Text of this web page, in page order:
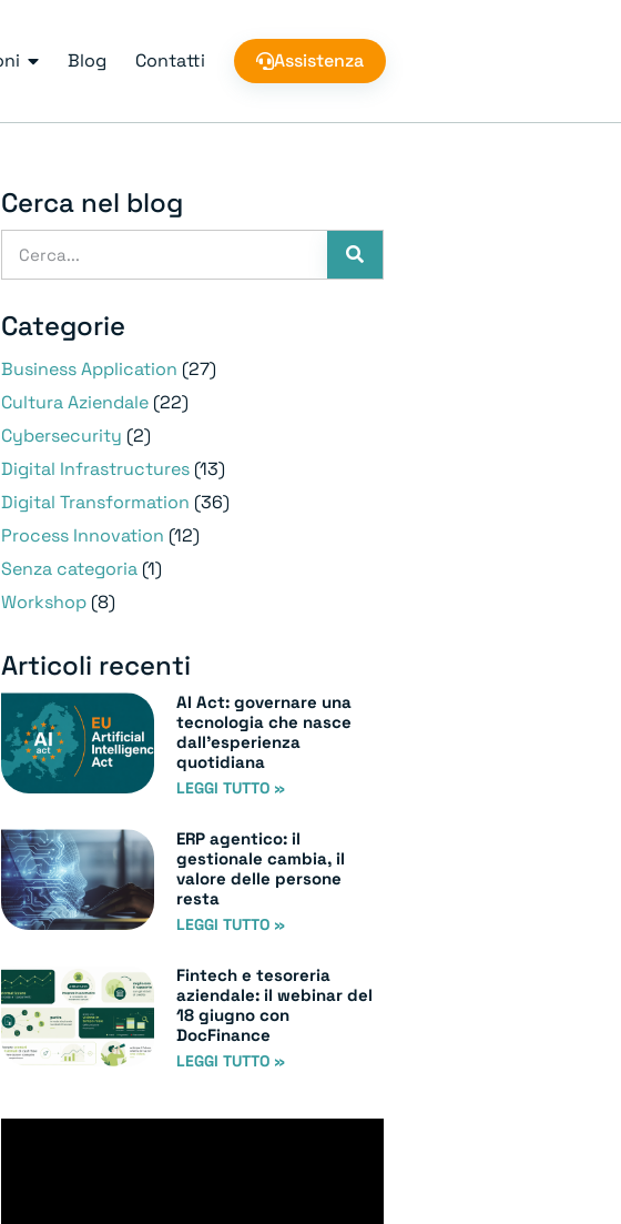
Blog Contatti Assistenza
Cerca nel blog
Categorie
Business Application (27)
Cultura Aziendale(22)
Cybersecurity (2)
Digital Infrastructures(13)
Digital Transformation (36)
Process Innovation (12)
Senza categoria(1)
Workshop(8)
Articoli recenti
AI Act: governare una
tecnologia che nasce
dall’esperienza
quotidiana
LEGGI TUTTO »
ERP agentico: il
gestionale cambia, il
valore delle persone
resta
LEGGI TUTTO »
Fintech e tesoreria
aziendale: il webinar del
18 giugno con
DocFinance
LEGGI TUTTO »